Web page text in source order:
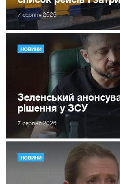
7 серпня 2026
НОВИНИ
Зеленський
рішення у ЗСУ
7 серпня 2026
НОВИНИ